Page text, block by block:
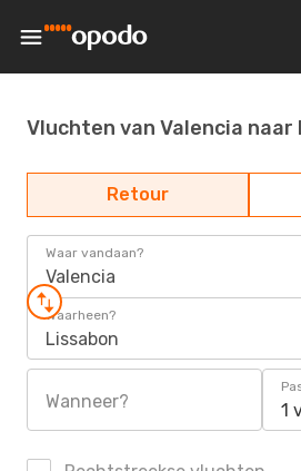
Vluchten van Valencia naar
Retour
Waar vandaan?
Valencia
Waarheen?
Lissabon
Wanneer? 1